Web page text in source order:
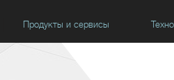
Продукты и сервисы